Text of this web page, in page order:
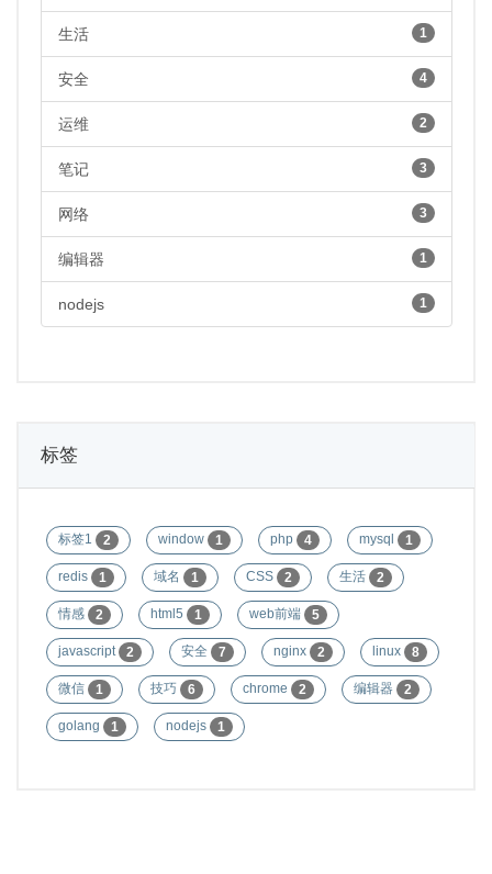
生活 1
安全 4
运维 2
笔记 3
网络 3
编辑器 1
nodejs 1
标签
标签1 2 window 1 php 4 mysql 1
redis 1 域名 1 CSS 2 生活 2
情感 2 html5 1 web前端 5
javascript 2 安全 7 nginx 2 linux 8
微信 1 技巧 6 chrome 2 编辑器 2
golang 1 nodejs 1